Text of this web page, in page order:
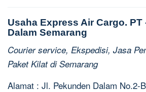
Usaha Express Air Cargo.
Dalam Semarang
Courier service, Ekspedisi, Jasa
Paket Kilat di Semarang
Alamat : Jl. Pekunden Dalam No.2-